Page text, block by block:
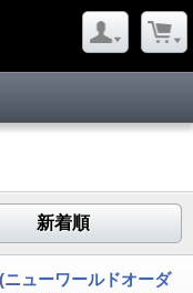
新着順
ューワールドオーダ